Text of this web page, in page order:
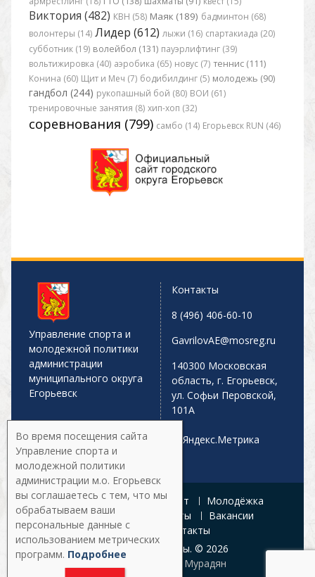
Виктория (482) КВН (58) Маяк (189) бадминтон (68)
волонтеры (14) Лидер (612) лыжи (16) спартакиада (20)
субботник (19) волейбол (131) пауэрлифтинг (39)
вольтижировка (40) аэробика (65) новус (7) теннис (111)
Конина (60) Щит и Меч (7) бодибилдинг (5) молодежь (90)
гандбол (244) рукопашный бой (80) ВОИ (61)
тренировочные занятия (8) хип-хоп (32)
соревнования (799) самбо (14) Егорьевск RUN (46)
Управление спорта и
молодежной политики
администрации
муниципального округа
Егорьевск
Контакты
8 (496) 406-60-10
GavrilovAE@mosreg.ru
140300 Московская
область, г. Егорьевск,
ул. Софьи Перовской,
101А
Главная Афиша Спорт
Молодёжка
Управление
Документы
Вакансии
Галерея
Контакты
Все права защищены. © 2026
Разработка:
Армен Мурадян
Во время посещения сайта
Управление спорта и
молодежной политики
администрации м.о. Егорьевск
вы соглашаетесь с тем, что мы
обрабатываем ваши
персональные данные с
использованием метрических
программ. Подробнее